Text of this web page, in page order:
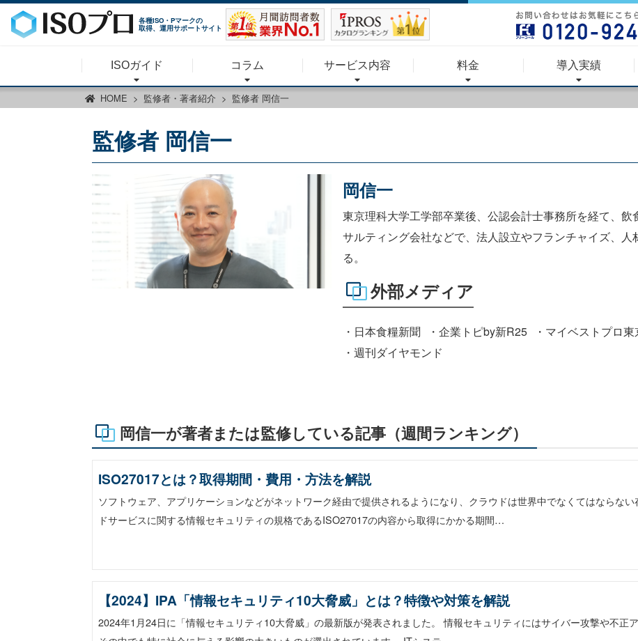
各種ISO・Pマークの
取得、運用サポートサイト
ISOガイド コラム サービス内容 料金 導入実績
HOME 監修者・著者紹介 監修者 岡信一
監修者 岡信一
岡信一
東京理科大学工学部卒業後、公認会計士事務所を経て、
サルティング会社などで、法人設立やフランチャイズ、
る。
外部メディア
・日本食糧新聞 ・企業トピby新R25 ・マイベストプロ東
・週刊ダイヤモンド
岡信一が著者または監修している記事（週間ランキング）
ISO27017とは？取得期間・費用・方法を解説
ソフトウェア、アプリケーションなどがネットワーク経由で提供されるようになり、クラウドは世界中でなくてはならな
ドサービスに関する情報セキュリティの規格であるISO27017の内容から取得にかかる期間…
【2024】IPA「情報セキュリティ10大脅威」とは？特徴や対策を解説
2024年1月24日に「情報セキュリティ10大脅威」の最新版が発表されました。 情報セキュリティにはサイバー攻撃や不正